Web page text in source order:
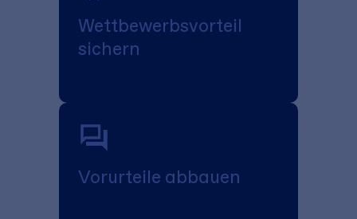
Wett­bewerbs­vorteil
sichern
Vorurteile abbauen